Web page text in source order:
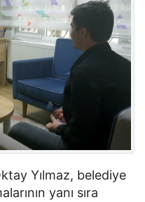
Yılmaz, belediye
yanı sıra